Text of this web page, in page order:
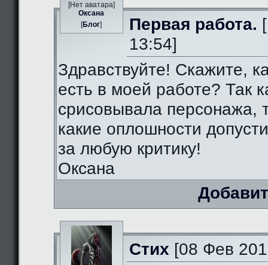
[Нет аватара]
Оксана
[Блог] Первая работа.
13:54]
Здравствуйте! Скажите,
есть в моей работе? Так
срисовывала персонажа,
какие оплошности
за любую критику!
Оксана
Стих [08 Фев